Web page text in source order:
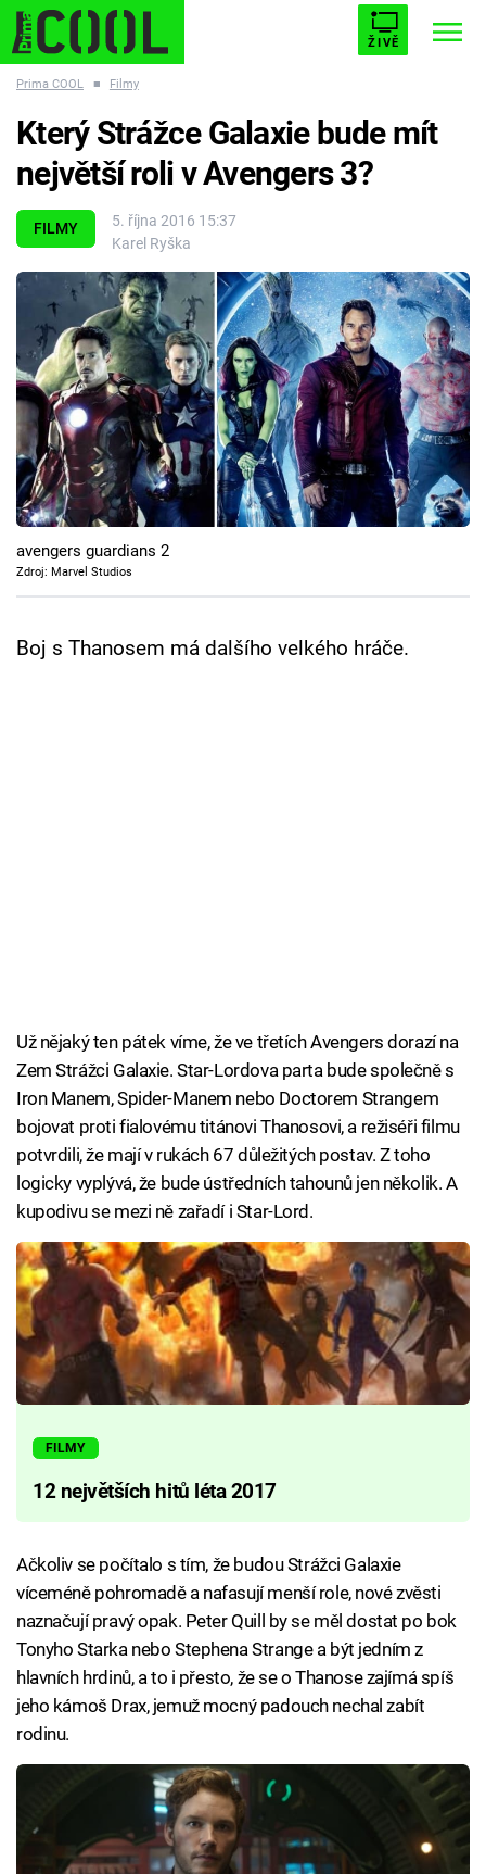
ŽIVĚ
ESCAPE PLNEJ KOTEL AVENGERS 5
Témata
Filmy
Seriály
Hry
Cool Esport
Pořady
Prima COOL ■ Filmy
FILMY
5. října 2016 15:37
Karel Ryška
Který Strážce Galaxie bude mít
největší roli v Avengers 3?
avengers guardians 2
Zdroj: Marvel Studios
Boj s Thanosem má dalšího velkého hráče.
Už nějaký ten pátek víme, že ve třetích Avengers dorazí na
Zem Strážci Galaxie. Star-Lordova parta bude společně s
Iron Manem, Spider-Manem nebo Doctorem Strangem
bojovat proti fialovému titánovi Thanosovi, a režiséři filmu
potvrdili, že mají v rukách 67 důležitých postav. Z toho
logicky vyplývá, že bude ústředních tahounů jen několik. A
kupodivu se mezi ně zařadí i Star-Lord.
FILMY
12 největších hitů léta 2017
Ačkoliv se počítalo s tím, že budou Strážci Galaxie
víceméně pohromadě a nafasují menší role, nové zvěsti
naznačují pravý opak. Peter Quill by se měl dostat po bok
Tonyho Starka nebo Stephena Strange a být jedním z
hlavních hrdinů, a to i přesto, že se o Thanose zajímá spíš
jeho kámoš Drax, jemuž mocný padouch nechal zabít
rodinu.